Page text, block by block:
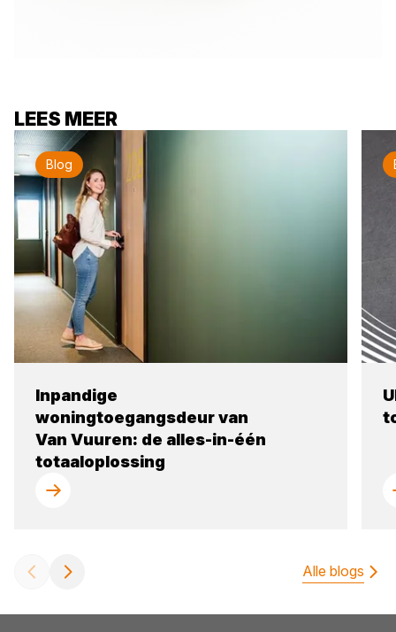
LEES MEER
Blog
Inpandige
woningtoegangsdeur van
Van Vuuren: de alles-in-één
totaaloplossing
Alle blogs